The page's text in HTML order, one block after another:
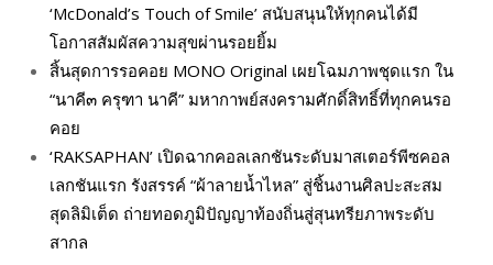
‘McDonald’s Touch of Smile’ สนับสนุนให้ทุกคนได้มี
โอกาสสัมผัสความสุขผ่านรอยยิ้ม
สิ้นสุดการรอคอย MONO Original เผยโฉมภาพชุดแรก ใน
“นาคี๓ ครุฑา นาคี” มหากาพย์สงครามศักดิ์สิทธิ์ที่ทุกคนรอ
คอย
‘RAKSAPHAN’ เปิดฉากคอลเลกชันระดับมาสเตอร์พีซคอล
เลกชันแรก รังสรรค์ “ผ้าลายน้ำไหล” สู่ชิ้นงานศิลปะสะสม
สุดลิมิเต็ด ถ่ายทอดภูมิปัญญาท้องถิ่นสู่สุนทรียภาพระดับ
สากล